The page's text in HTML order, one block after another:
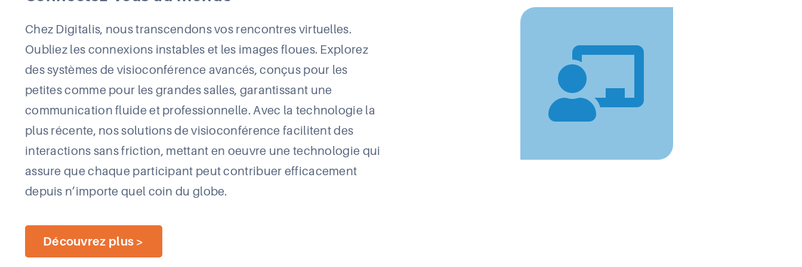
Chez Digitalis, nous transcendons vos rencontres virtuelles.
Oubliez les connexions instables et les images floues. Explorez
des systèmes de visioconférence avancés, conçus pour les
petites comme pour les grandes salles, garantissant une
communication fluide et professionnelle. Avec la technologie la
plus récente, nos solutions de visioconférence facilitent des
interactions sans friction, mettant en oeuvre une technologie qui
assure que chaque participant peut contribuer efficacement
depuis n’importe quel coin du globe.
Découvrez plus >